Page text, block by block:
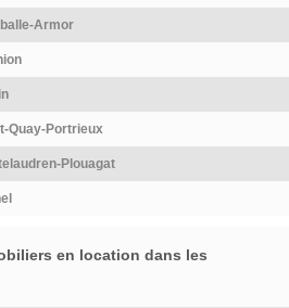
directement sur notre site
l'état des lieux. Loyer de base
de garantie 770 €. Classe
Montant moyen estimé des
l'année 2021 : entre 1710.00
Armor
Quay-Portrieux
Plouagat
en location dans les